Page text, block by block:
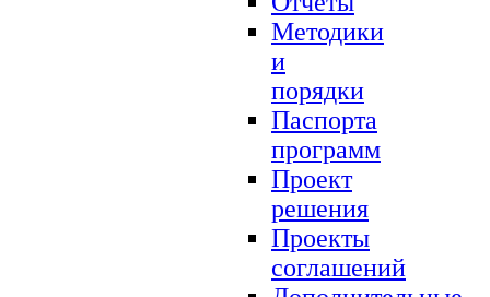
Методики
и
порядки
Паспорта
программ
Проект
решения
Проекты
соглашений